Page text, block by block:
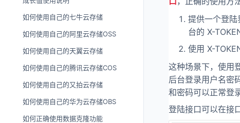
如何使用自己的七牛云存储
如何使用自己的阿里云存储OSS
如何使用自己的天翼云存储
如何使用自己的腾讯云存储COS
如何使用自己的又拍云存储
如何使用自己的华为云存储OBS
如何正确使用数据克隆功能
提供一个登
台的 X-
使用 X-
这种场景下，使用
后台登录用户名密
和密码可以正常登
登陆接口可以在接